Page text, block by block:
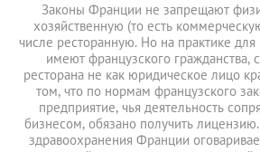
Законы Франции не запрещают
хозяйственную (то есть
числе ресторанную. Но на практике
имеют французского гражданства,
ресторана не как юридическое лицо
том, что по нормам французского
предприятие, чья деятельность
бизнесом, обязано получить
здравоохранения Франции